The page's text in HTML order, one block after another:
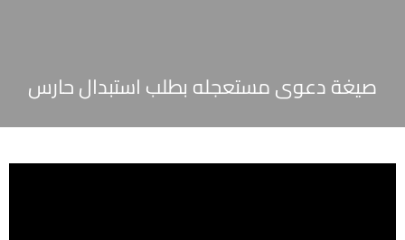
صيغة دعوى مستعجله بطلب استبدال حارس